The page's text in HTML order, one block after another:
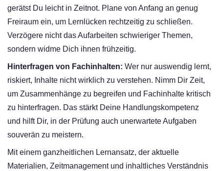
gerätst Du leicht in Zeitnot. Plane von Anfang an genug
Freiraum ein, um Lernlücken rechtzeitig zu schließen.
Verzögere nicht das Aufarbeiten schwieriger Themen,
sondern widme Dich ihnen frühzeitig.
Hinterfragen von Fachinhalten: Wer nur auswendig lernt,
riskiert, Inhalte nicht wirklich zu verstehen. Nimm Dir Zeit,
um Zusammenhänge zu begreifen und Fachinhalte kritisch
zu hinterfragen. Das stärkt Deine Handlungskompetenz
und hilft Dir, in der Prüfung auch unerwartete Aufgaben
souverän zu meistern.
Mit einem ganzheitlichen Lernansatz, der aktuelle
Materialien, Zeitmanagement und inhaltliches Verständnis